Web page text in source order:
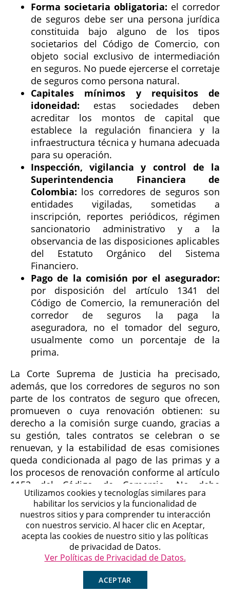
Forma societaria obligatoria: el corredor
de seguros debe ser una persona jurídica
constituida bajo alguno de los tipos
societarios del Código de Comercio, con
objeto social exclusivo de intermediación
en seguros. No puede ejercerse el corretaje
de seguros como persona natural.
Capitales mínimos y requisitos de
idoneidad: estas sociedades deben
acreditar los montos de capital que
establece la regulación financiera y la
infraestructura técnica y humana adecuada
para su operación.
Inspección, vigilancia y control de la
Superintendencia Financiera de
Colombia: los corredores de seguros son
entidades vigiladas, sometidas a
inscripción, reportes periódicos, régimen
sancionatorio administrativo y a la
observancia de las disposiciones aplicables
del Estatuto Orgánico del Sistema
Financiero.
Pago de la comisión por el asegurador:
por disposición del artículo 1341 del
Código de Comercio, la remuneración del
corredor de seguros la paga la
aseguradora, no el tomador del seguro,
usualmente como un porcentaje de la
prima.
La Corte Suprema de Justicia ha precisado,
además, que los corredores de seguros no son
parte de los contratos de seguro que ofrecen,
promueven o cuya renovación obtienen: su
derecho a la comisión surge cuando, gracias a
su gestión, tales contratos se celebran o se
renuevan, y la estabilidad de esas comisiones
queda condicionada al pago de las primas y a
los procesos de renovación conforme al artículo
1152 del Código de Comercio. No debe
confundirse al corredor de seguros con los
agentes y agencias de seguros, que actúan
como representantes o mandatarios de una o
varias aseguradoras y se rigen por normas
Diferencias entre el contrato de
corretaje y otras figuras de
Michell
Agente en Línea
Chatea ahora
Utilizamos cookies y tecnologías similares para
habilitar los servicios y la funcionalidad de
nuestros sitios y para comprender tu interacción
con nuestros servicio. Al hacer clic en Aceptar,
acepta las cookies de nuestro sitio y las políticas
de privacidad de Datos.
Ver Políticas de Privacidad de Datos.
ACEPTAR